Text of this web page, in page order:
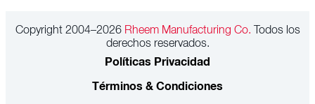
Copyright 2004–2026Rheem Manufacturing Co. Todos los
derechos reservados.
Políticas Privacidad
Términos & Condiciones